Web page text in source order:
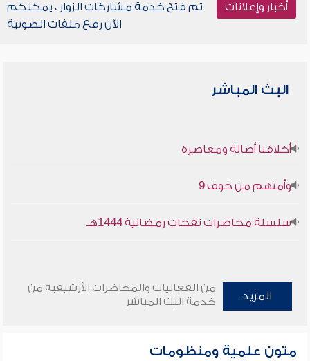
أخبار وإعلانات
تم فتح خدمة مشاركات الزوار ، يمكنكم
الآن رفع ملفات الصوتية
البث المباشر
أخلاقنا أصالة ومعاصرة
وأمنهم من خوف 9
سلسلة محاضرات نفحات رمضانية 1444هـ
المزيد
من الفعاليات والمحاضرات الأرشيفية من
خدمة البث المباشر
متون علمية ومنظومات